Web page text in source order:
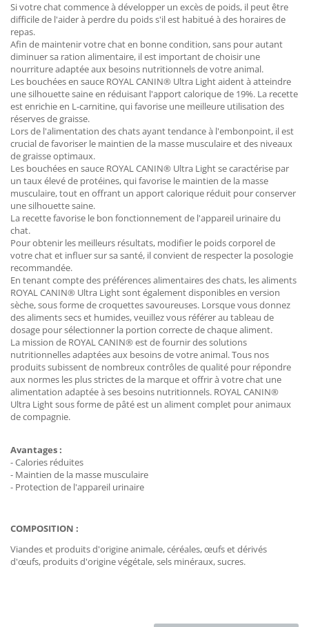
Si votre chat commence à développer un excès de poids, il peut être
difficile de l'aider à perdre du poids s'il est habitué à des horaires de
repas.
Afin de maintenir votre chat en bonne condition, sans pour autant
diminuer sa ration alimentaire, il est important de choisir une
nourriture adaptée aux besoins nutritionnels de votre animal.
Les bouchées en sauce ROYAL CANIN® Ultra Light aident à atteindre
une silhouette saine en réduisant l'apport calorique de 19%. La recette
est enrichie en L-carnitine, qui favorise une meilleure utilisation des
réserves de graisse.
Lors de l'alimentation des chats ayant tendance à l'embonpoint, il est
crucial de favoriser le maintien de la masse musculaire et des niveaux
de graisse optimaux.
Les bouchées en sauce ROYAL CANIN® Ultra Light se caractérise par
un taux élevé de protéines, qui favorise le maintien de la masse
musculaire, tout en offrant un apport calorique réduit pour conserver
une silhouette saine.
La recette favorise le bon fonctionnement de l'appareil urinaire du
chat.
Pour obtenir les meilleurs résultats, modifier le poids corporel de
votre chat et influer sur sa santé, il convient de respecter la posologie
recommandée.
En tenant compte des préférences alimentaires des chats, les aliments
ROYAL CANIN® Ultra Light sont également disponibles en version
sèche, sous forme de croquettes savoureuses. Lorsque vous donnez
des aliments secs et humides, veuillez vous référer au tableau de
dosage pour sélectionner la portion correcte de chaque aliment.
La mission de ROYAL CANIN® est de fournir des solutions
nutritionnelles adaptées aux besoins de votre animal. Tous nos
produits subissent de nombreux contrôles de qualité pour répondre
aux normes les plus strictes de la marque et offrir à votre chat une
alimentation adaptée à ses besoins nutritionnels. ROYAL CANIN®
Ultra Light sous forme de pâté est un aliment complet pour animaux
de compagnie.
Avantages :
- Calories réduites
- Maintien de la masse musculaire
- Protection de l'appareil urinaire
COMPOSITION :
Viandes et produits d'origine animale, céréales, œufs et dérivés
d'œufs, produits d'origine végétale, sels minéraux, sucres.